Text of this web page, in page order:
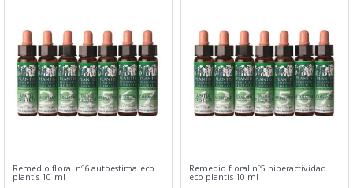
Remedio floral nº6 autoestima eco
plantis 10 ml
Remedio floral nº5 hiperactividad
eco plantis 10 ml